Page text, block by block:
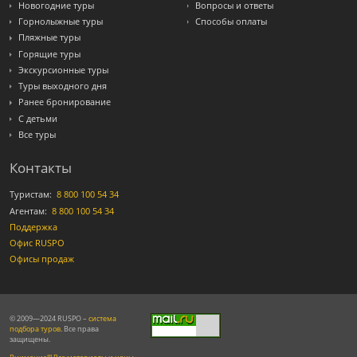
Новогодние туры
Горнолыжные туры
Пляжные туры
Горящие туры
Экскурсионные туры
Туры выходного дня
Ранее бронирование
С детьми
Все туры
Вопросы и ответы
Способы оплаты
Контакты
Туристам: 8 800 100 54 34
Агентам: 8 800 100 54 34
Поддержка
Офис RUSPO
Офисы продаж
© 2009—2024 RUSPO – система
подбора туров. Все права
защищены.